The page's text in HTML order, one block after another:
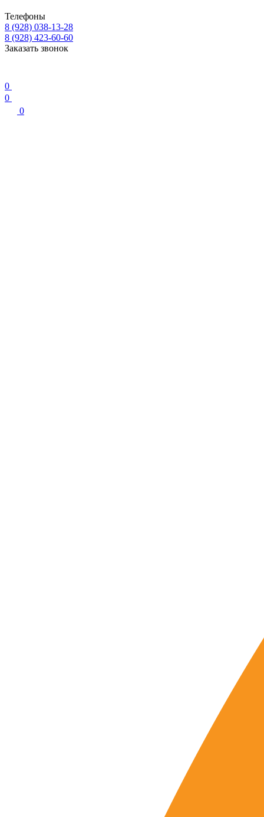
Телефоны
8 (928) 038-13-28
8 (928) 423-60-60
Заказать звонок
0
0
0